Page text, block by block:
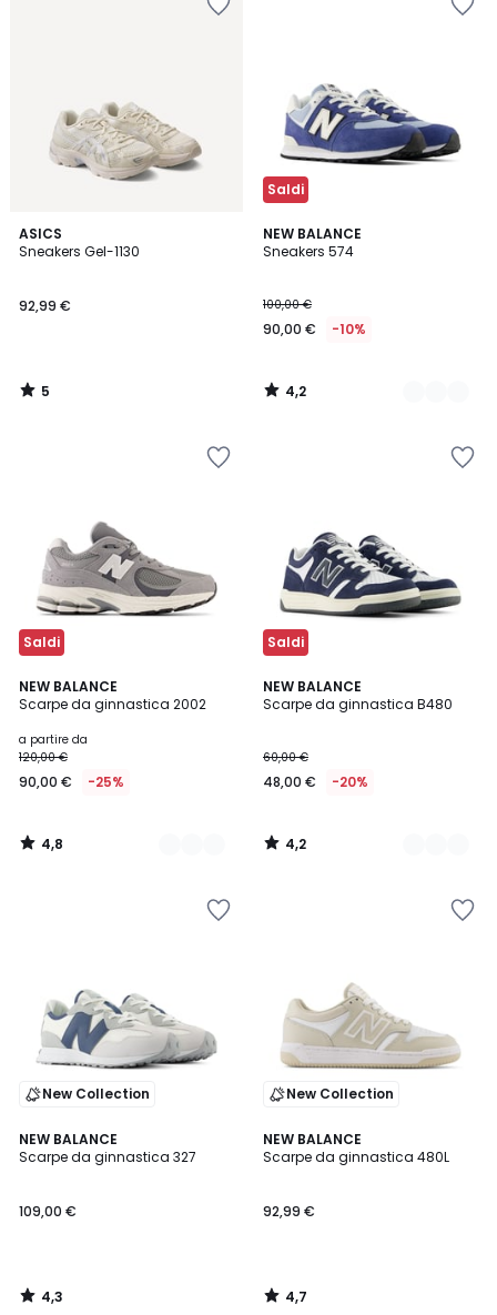
ASICS
Sneakers Gel-1130
92,99 €
5
/
5
/
Saldi
NEW BALANCE
Sneakers 574
100,00 €
90,00 € -10%
4,2
/ 5
2
Colori
4,2
/
Saldi
NEW BALANCE
Scarpe da ginnastica 2002
a partire da
120,00 €
90,00 € -25%
4,8
/ 5
3
Colori
4,8
/
Saldi
NEW BALANCE
Scarpe da ginnastica B480
60,00 €
48,00 € -20%
4,2
/ 5
2
Colori
4,2
/
New Collection
NEW BALANCE
Scarpe da ginnastica 327
109,00 €
4,3
/ 5
4,3
/
New Collection
NEW BALANCE
Scarpe da ginnastica 480L
92,99 €
4,7
/ 5
4,7
/